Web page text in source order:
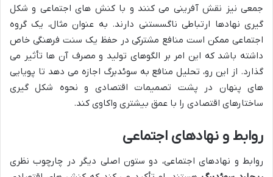
جمعی نیز نقش آفرینی می کنند و با کنش های اجتماعی و شکل
گیری نهادها ارتباطی ناگسستنی دارند. به عنوان مثال، یک گروه
اجتماعی ممکن است منافع مشترکی در حفظ یک سنت فرهنگی خاص
داشته باشد که این امر بر الگوهای تولید و مصرف آن ها تأثیر می
گذارد. از این رو، تحلیل منافع به سوئدبرگ اجازه می دهد تا پویایی
های پنهان در پشت تصمیمات اقتصادی و نحوه شکل گیری
ساختارهای اقتصادی را با عمق بیشتری واکاوی کند.
روابط و نهادهای اجتماعی
روابط و نهادهای اجتماعی، دو ستون اصلی دیگر در چارچوب نظری